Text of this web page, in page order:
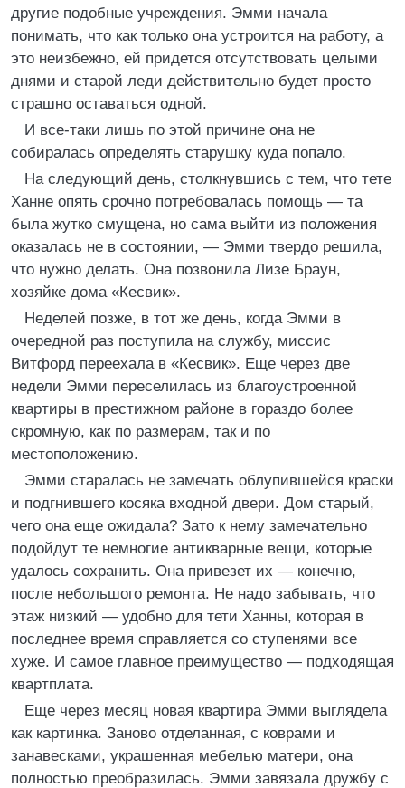
другие подобные учреждения. Эмми начала
понимать, что как только она устроится на работу, а
это неизбежно, ей придется отсутствовать целыми
днями и старой леди действительно будет просто
страшно оставаться одной.
И все-таки лишь по этой причине она не
собиралась определять старушку куда попало.
На следующий день, столкнувшись с тем, что тете
Ханне опять срочно потребовалась помощь — та
была жутко смущена, но сама выйти из положения
оказалась не в состоянии, — Эмми твердо решила,
что нужно делать. Она позвонила Лизе Браун,
хозяйке дома «Кесвик».
Неделей позже, в тот же день, когда Эмми в
очередной раз поступила на службу, миссис
Витфорд переехала в «Кесвик». Еще через две
недели Эмми переселилась из благоустроенной
квартиры в престижном районе в гораздо более
скромную, как по размерам, так и по
местоположению.
Эмми старалась не замечать облупившейся краски
и подгнившего косяка входной двери. Дом старый,
чего она еще ожидала? Зато к нему замечательно
подойдут те немногие антикварные вещи, которые
удалось сохранить. Она привезет их — конечно,
после небольшого ремонта. Не надо забывать, что
этаж низкий — удобно для тети Ханны, которая в
последнее время справляется со ступенями все
хуже. И самое главное преимущество — подходящая
квартплата.
Еще через месяц новая квартира Эмми выглядела
как картинка. Заново отделанная, с коврами и
занавесками, украшенная мебелью матери, она
полностью преобразилась. Эмми завязала дружбу с